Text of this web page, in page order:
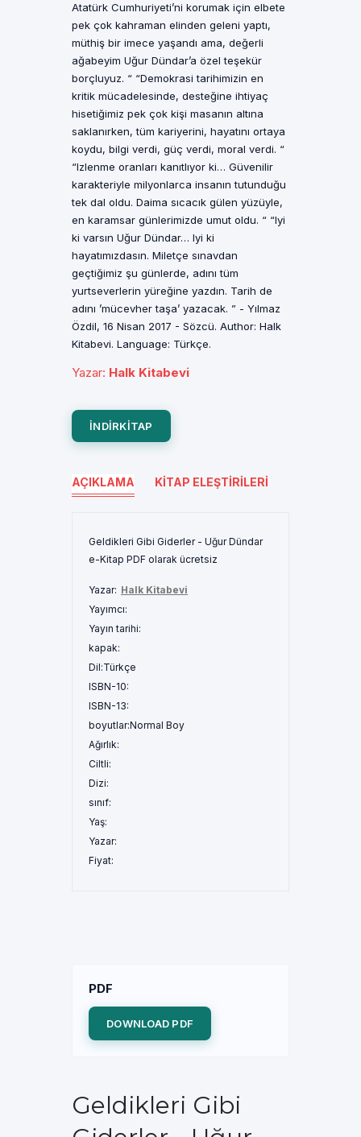
Atatürk Cumhuriyeti’ni korumak için elbete
pek çok kahraman elinden geleni yaptı,
müthiş bir imece yaşandı ama, değerli
ağabeyim Uğur Dündar’a özel teşekür
borçluyuz. “ “Demokrasi tarihimizin en
kritik mücadelesinde, desteğine ihtiyaç
hisetiğimiz pek çok kişi masanın altına
saklanırken, tüm kariyerini, hayatını ortaya
koydu, bilgi verdi, güç verdi, moral verdi. “
“Izlenme oranları kanıtlıyor ki… Güvenilir
karakteriyle milyonlarca insanın tutunduğu
tek dal oldu. Daima sıcacık gülen yüzüyle,
en karamsar günlerimizde umut oldu. “ “Iyi
ki varsın Uğur Dündar… Iyi ki
hayatımızdasın. Miletçe sınavdan
geçtiğimiz şu günlerde, adını tüm
yurtseverlerin yüreğine yazdın. Tarih de
adını ’mücevher taşa’ yazacak. ” - Yılmaz
Özdil, 16 Nisan 2017 - Sözcü. Author: Halk
Kitabevi. Language: Türkçe.
Yazar: Halk Kitabevi
INDIRKITAP
AÇIKLAMA KITAP ELEŞTIRILERI
Geldikleri Gibi Giderler - Uğur Dündar
e-Kitap PDF olarak ücretsiz
Yazar: Halk Kitabevi
Yayımcı:
Yayın tarihi:
kapak:
Dil:Türkçe
ISBN-10:
ISBN-13:
boyutlar:Normal Boy
Ağırlık:
Ciltli:
Dizi:
sınıf:
Yaş:
Yazar:
Fiyat:
PDF
DOWNLOAD PDF
Geldikleri Gibi